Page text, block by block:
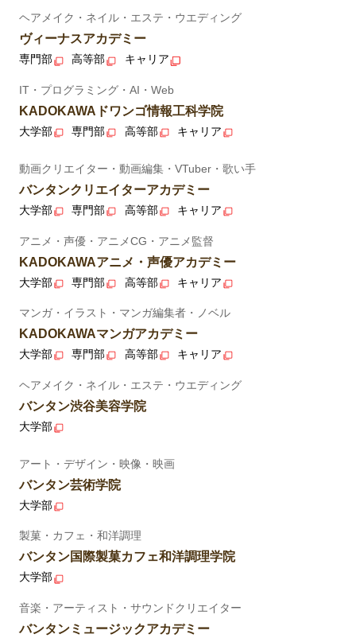
ヘアメイク・ネイル・エステ・ウエディング
ヴィーナスアカデミー
専門部 高等部 キャリア
IT・プログラミング・AI・Web
KADOKAWAドワンゴ情報工科学院
大学部 専門部 高等部 キャリア
動画クリエイター・動画編集・VTuber・歌い手
バンタンクリエイターアカデミー
大学部 専門部 高等部 キャリア
アニメ・声優・アニメCG・アニメ監督
KADOKAWAアニメ・声優アカデミー
大学部 専門部 高等部 キャリア
マンガ・イラスト・マンガ編集者・ノベル
KADOKAWAマンガアカデミー
大学部 専門部 高等部 キャリア
ヘアメイク・ネイル・エステ・ウエディング
バンタン渋谷美容学院
大学部
アート・デザイン・映像・映画
バンタン芸術学院
大学部
製菓・カフェ・和洋調理
バンタン国際製菓カフェ和洋調理学院
大学部
音楽・アーティスト・サウンドクリエイター
バンタンミュージックアカデミー